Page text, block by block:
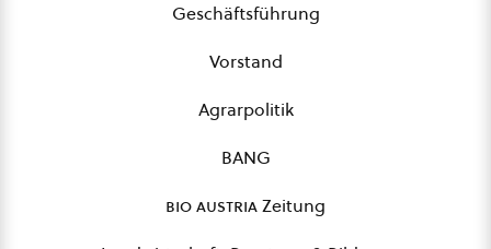
Geschäftsführung
Vorstand
Agrarpolitik
BANG
bio austriaZeitung